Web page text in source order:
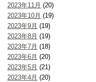
2023年11月 (20)
2023年10月 (19)
2023年9月 (19)
2023年8月 (19)
2023年7月 (18)
2023年6月 (20)
2023年5月 (21)
2023年4月 (20)